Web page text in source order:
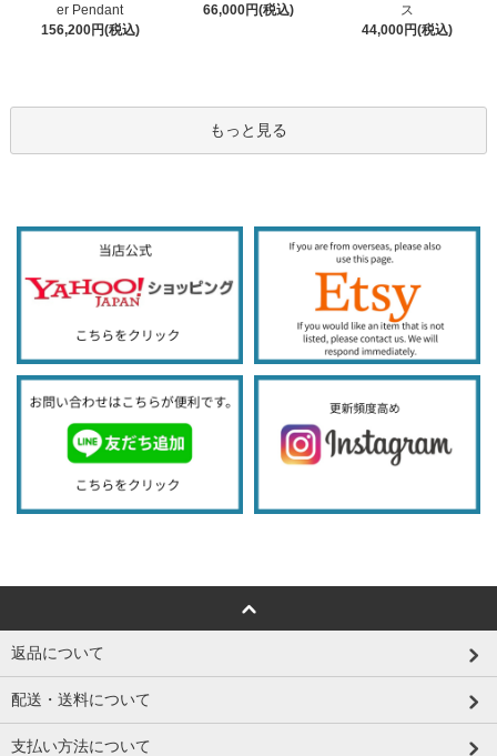
er Pendant
156,200円(税込)
66,000円(税込)
ス
44,000円(税込)
もっと見る
返品について
配送・送料について
支払い方法について